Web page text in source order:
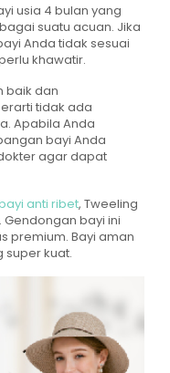
usia 4 bulan yang
suatu acuan. Jika
Anda tidak sesuai
khawatir.
baik dan
tidak ada
Apabila Anda
bayi Anda
agar dapat
anti ribet, Tweeling
bayi ini
premium. Bayi aman
kuat.